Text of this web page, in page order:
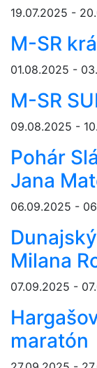
19.07.2025 -
M-SR
01.08.2025 -
M-SR
09.08.2025 -
Pohár
Jana
06.09.2025 -
Milana
07.09.2025 -
maratón